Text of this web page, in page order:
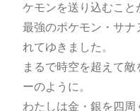
ケモンを送り込むこと
最強のポケモン・サナ
れてゆきました。
まるで時空を超えて
ーのように。
わたしは金・銀を四